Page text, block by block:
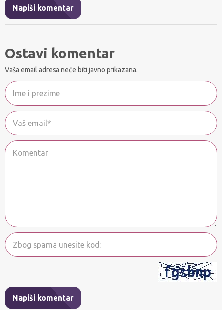
Napiši komentar
Ostavi komentar
Vaša email adresa neće biti javno prikazana.
Napiši komentar